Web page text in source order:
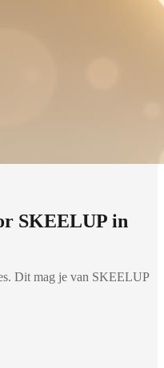
SKEELUP in
Dit mag je van SKEELUP